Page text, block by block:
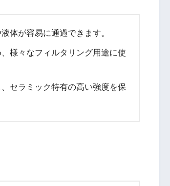
体が容易に通過できます。
様々なフィルタリング用途に使
セラミック特有の高い強度を保